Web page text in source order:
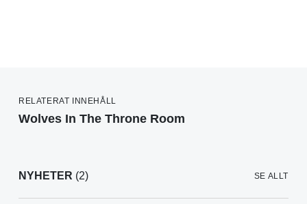
RELATERAT INNEHÅLL
Wolves In The Throne Room
NYHETER (2) SE ALLT